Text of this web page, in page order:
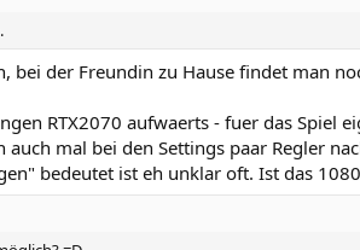
bei der Freundin zu Hause findet man
RTX2070 aufwaerts - fuer das Spiel
mal bei den Settings paar Regler
bedeutet ist eh unklar oft. Ist das